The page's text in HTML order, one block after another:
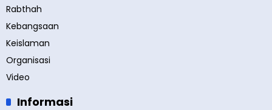
Rabthah
Kebangsaan
Keislaman
Organisasi
Video
Informasi